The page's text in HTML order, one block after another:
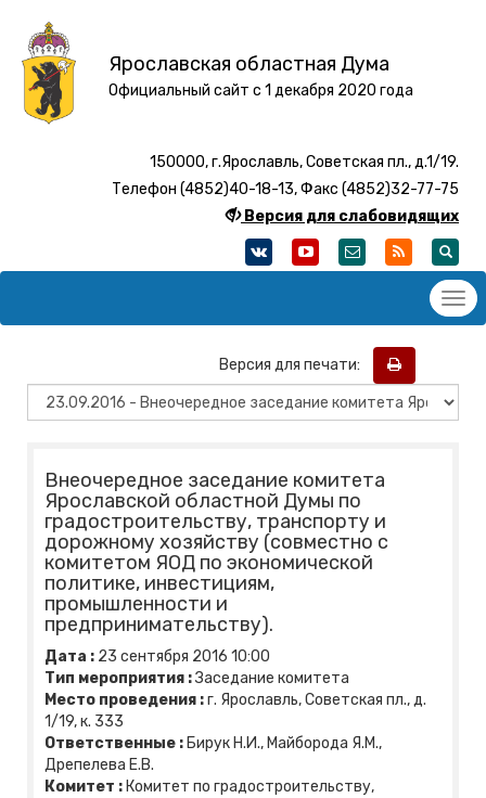
Ярославская областная Дума
Официальный сайт с 1 декабря 2020 года
150000, г.Ярославль, Советская пл., д.1/19.
Телефон (4852)40-18-13, Факс (4852)32-77-75
Версия для слабовидящих
Версия для печати:
Внеочередное заседание комитета
Ярославской областной Думы по
градостроительству, транспорту и
дорожному хозяйству (совместно с
комитетом ЯОД по экономической
политике, инвестициям,
промышленности и
предпринимательству).
Дата : 23 сентября 2016 10:00
Тип мероприятия :Заседание комитета
Место проведения :г. Ярославль, Советская пл., д.
1/19, к. 333
Ответственные : Бирук Н.И., Майборода Я.М.,
Дрепелева Е.В.
Комитет : Комитет по градостроительству,